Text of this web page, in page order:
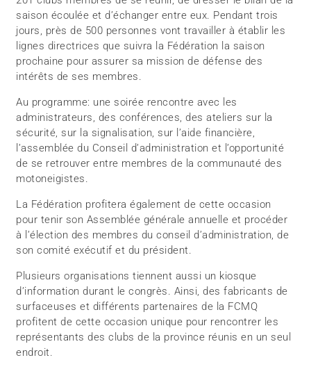
saison écoulée et d’échanger entre eux. Pendant trois
jours, près de 500 personnes vont travailler à établir les
lignes directrices que suivra la Fédération la saison
prochaine pour assurer sa mission de défense des
intérêts de ses membres.
Au programme: une soirée rencontre avec les
administrateurs, des conférences, des ateliers sur la
sécurité, sur la signalisation, sur l’aide financière,
l’assemblée du Conseil d’administration et l’opportunité
de se retrouver entre membres de la communauté des
motoneigistes.
La Fédération profitera également de cette occasion
pour tenir son Assemblée générale annuelle et procéder
à l’élection des membres du conseil d’administration, de
son comité exécutif et du président.
Plusieurs organisations tiennent aussi un kiosque
d’information durant le congrès. Ainsi, des fabricants de
surfaceuses et différents partenaires de la FCMQ
profitent de cette occasion unique pour rencontrer les
représentants des clubs de la province réunis en un seul
endroit.